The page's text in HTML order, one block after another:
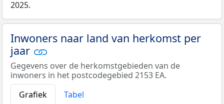
2025.
Inwoners naar land van herkomst per
jaar
Gegevens over de herkomstgebieden van de
inwoners in het postcodegebied 2153 EA.
Grafiek
Tabel